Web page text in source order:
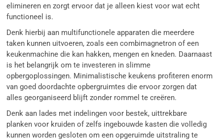
elimineren en zorgt ervoor dat je alleen kiest voor wat echt
functioneel is.
Denk hierbij aan multifunctionele apparaten die meerdere
taken kunnen uitvoeren, zoals een combimagnetron of een
keukenmachine die kan hakken, mengen en kneden. Daarnaast
is het belangrijk om te investeren in slimme
opbergoplossingen. Minimalistische keukens profiteren enorm
van goed doordachte opbergruimtes die ervoor zorgen dat
alles georganiseerd blijft zonder rommel te creëren.
Denk aan lades met indelingen voor bestek, uittrekbare
planken voor kruiden of zelfs ingebouwde kasten die volledig
kunnen worden gesloten om een opgeruimde uitstraling te